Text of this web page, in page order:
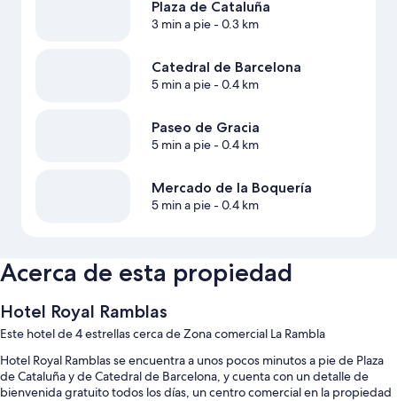
Plaza de Cataluña
3 min a pie- 0.3 km
Catedral de Barcelona
5 min a pie- 0.4 km
Paseo de Gracia
5 min a pie- 0.4 km
Mercado de la Boquería
5 min a pie- 0.4 km
Acerca de esta propiedad
Hotel Royal Ramblas
Este hotel de 4 estrellas cerca de Zona comercial La Rambla
Hotel Royal Ramblas se encuentra a unos pocos minutos a pie de Plaza
de Cataluña y de Catedral de Barcelona, y cuenta con un detalle de
bienvenida gratuito todos los días, un centro comercial en la propiedad